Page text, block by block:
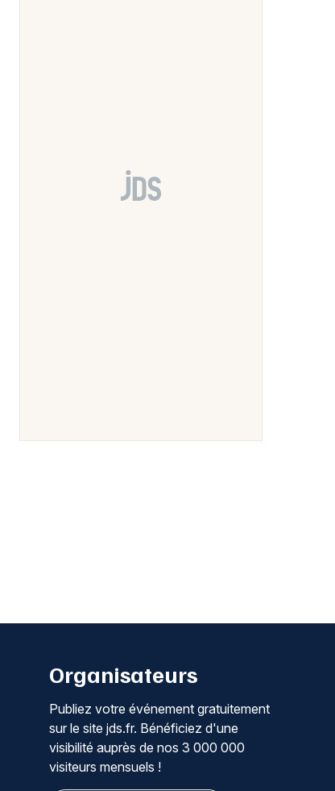
Organisateurs
Publiez votre événement gratuitement
sur le site jds.fr. Bénéficiez d'une
visibilité auprès de nos 3 000 000
visiteurs mensuels !